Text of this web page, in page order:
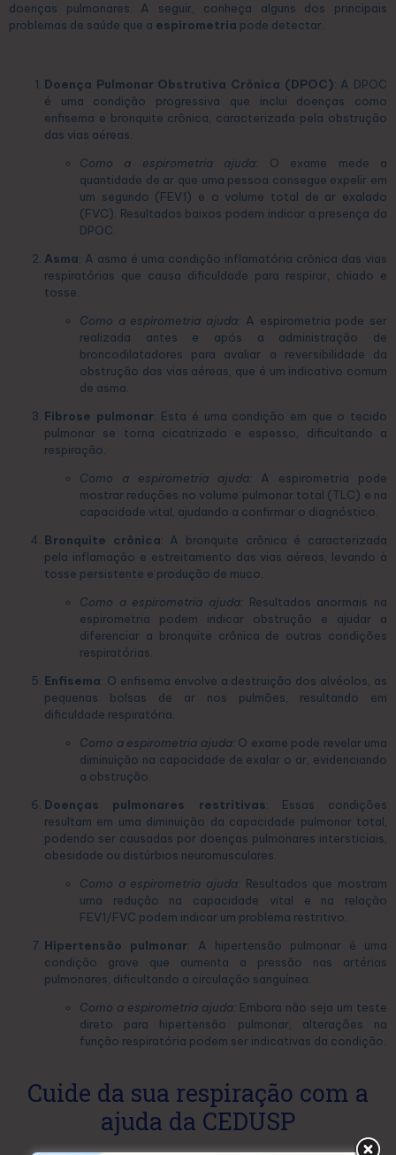
doenças pulmonares. A seguir, conheça alguns dos principais
problemas de saúde que a espirometria pode detectar.
Doença Pulmonar Obstrutiva Crônica (DPOC): A DPOC
é uma condição progressiva que inclui doenças como
enfisema e bronquite crônica, caracterizada pela obstrução
das vias aéreas.
Como a espirometria ajuda: O exame mede a
quantidade de ar que uma pessoa consegue expelir em
um segundo (FEV1) e o volume total de ar exalado
(FVC). Resultados baixos podem indicar a presença da
DPOC.
Asma: A asma é uma condição inflamatória crônica das vias
respiratórias que causa dificuldade para respirar, chiado e
tosse.
Como a espirometria ajuda: A espirometria pode ser
realizada antes e após a administração de
broncodilatadores para avaliar a reversibilidade da
obstrução das vias aéreas, que é um indicativo comum
de asma.
Fibrose pulmonar: Esta é uma condição em que o tecido
pulmonar se torna cicatrizado e espesso, dificultando a
respiração.
Como a espirometria ajuda: A espirometria pode
mostrar reduções no volume pulmonar total (TLC) e na
capacidade vital, ajudando a confirmar o diagnóstico.
Bronquite crônica: A bronquite crônica é caracterizada
pela inflamação e estreitamento das vias aéreas, levando à
tosse persistente e produção de muco.
Como a espirometria ajuda: Resultados anormais na
espirometria podem indicar obstrução e ajudar a
diferenciar a bronquite crônica de outras condições
respiratórias.
Enfisema: O enfisema envolve a destruição dos alvéolos, as
pequenas bolsas de ar nos pulmões, resultando em
dificuldade respiratória.
Como a espirometria ajuda:O exame pode revelar uma
diminuição na capacidade de exalar o ar, evidenciando
a obstrução.
Doenças pulmonares restritivas: Essas condições
resultam em uma diminuição da capacidade pulmonar total,
podendo ser causadas por doenças pulmonares intersticiais,
obesidade ou distúrbios neuromusculares.
Como a espirometria ajuda: Resultados que mostram
uma redução na capacidade vital e na relação
FEV1/FVC podem indicar um problema restritivo.
Hipertensão pulmonar: A hipertensão pulmonar é uma
condição grave que aumenta a pressão nas artérias
pulmonares, dificultando a circulação sanguínea.
Como a espirometria ajuda: Embora não seja um teste
direto para hipertensão pulmonar, alterações na
função respiratória podem ser indicativas da condição.
Cuide da sua respiração com a
ajuda da CEDUSP